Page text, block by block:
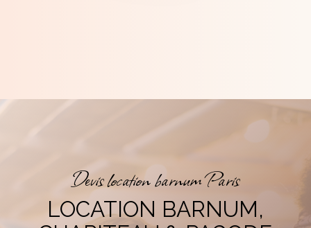
Devis location barnum Paris
LOCATION BARNUM,